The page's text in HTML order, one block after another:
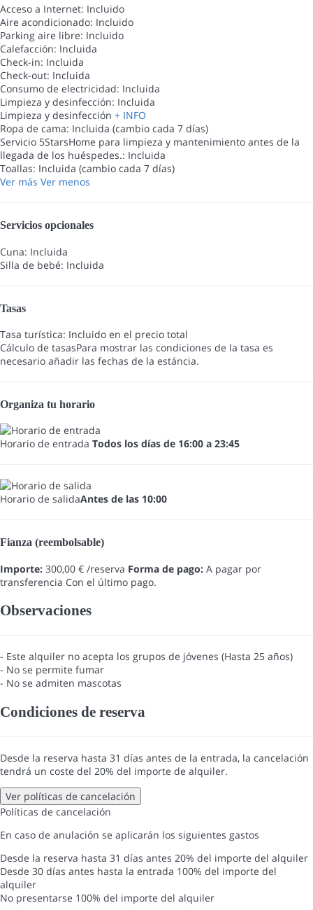
Acceso a Internet: Incluido
Aire acondicionado: Incluido
Parking aire libre: Incluido
Calefacción: Incluida
Check-in: Incluida
Check-out: Incluida
Consumo de electricidad: Incluida
Limpieza y desinfección: Incluida
Limpieza y desinfección + INFO
Ropa de cama: Incluida (cambio cada 7 días)
Servicio 5StarsHome para limpieza y mantenimiento antes de la
llegada de los huéspedes.: Incluida
Toallas: Incluida (cambio cada 7 días)
Ver más Ver menos
Servicios opcionales
Cuna: Incluida
Silla de bebé: Incluida
Tasas
Tasa turística: Incluido en el precio total
Cálculo de tasasPara mostrar las condiciones de la tasa es
necesario añadir las fechas de la estáncia.
Organiza tu horario
Horario de entrada Todos los días de 16:00 a 23:45
Horario de salidaAntes de las 10:00
Fianza (reembolsable)
Importe: 300,00 € /reserva Forma de pago: A pagar por
transferencia Con el último pago.
Observaciones
- Este alquiler no acepta los grupos de jóvenes (Hasta 25 años)
- No se permite fumar
- No se admiten mascotas
Condiciones de reserva
Desde la reserva hasta 31 días antes de la entrada, la cancelación
tendrá un coste del 20% del importe de alquiler.
Ver políticas de cancelación
Políticas de cancelación
En caso de anulación se aplicarán los siguientes gastos
Desde la reserva hasta 31 días antes 20% del importe del alquiler
Desde 30 días antes hasta la entrada 100% del importe del
alquiler
No presentarse 100% del importe del alquiler